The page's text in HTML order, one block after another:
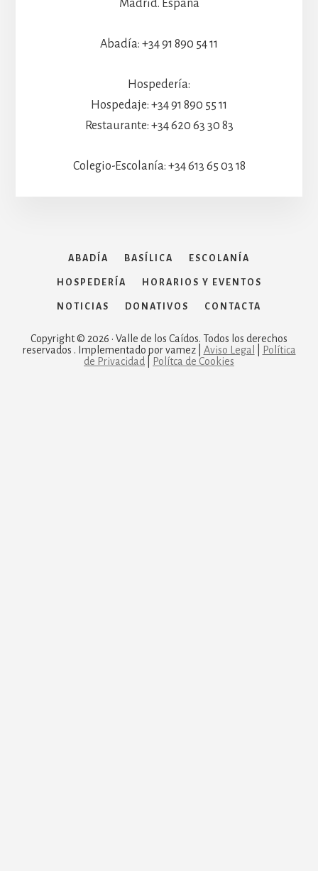
Madrid. España
Abadía: +34 91 890 54 11
Hospedería:
Hospedaje: +34 91 890 55 11
Restaurante: +34 620 63 30 83
Colegio-Escolanía: +34 613 65 03 18
ABADÍA BASÍLICA ESCOLANÍA
HOSPEDERÍA HORARIOS Y EVENTOS
NOTICIAS DONATIVOS CONTACTA
Copyright © 2026 · Valle de los Caídos. Todos los derechos
reservados . Implementado por vamez | Aviso Legal
Política
de Privacidad
Polítca de Cookies